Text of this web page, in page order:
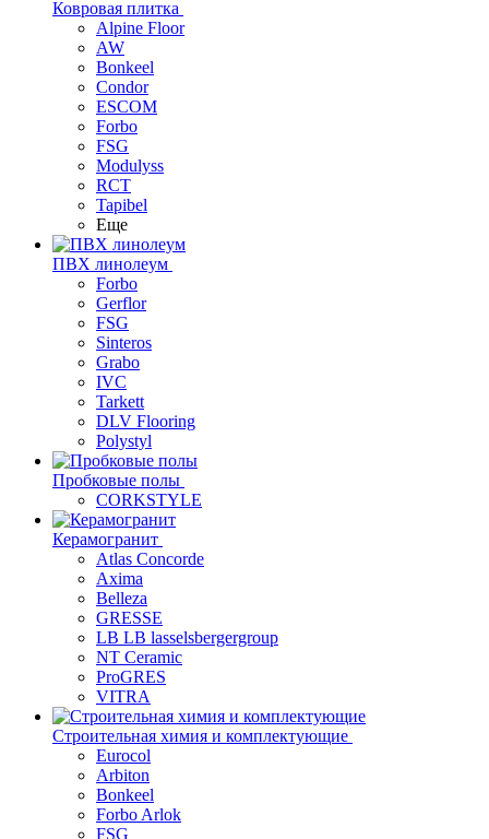
Ковровая плитка
Alpine Floor
AW
Bonkeel
Condor
ESCOM
Forbo
FSG
Modulyss
RCT
Tapibel
Еще
ПВХ линолеум
Forbo
Gerflor
FSG
Sinteros
Grabo
IVC
Tarkett
DLV Flooring
Polystyl
Пробковые полы
CORKSTYLE
Керамогранит
Atlas Concorde
Axima
Belleza
GRESSE
LB LB lasselsbergergroup
NT Ceramic
ProGRES
VITRA
Строительная химия и комплектующие
Eurocol
Arbiton
Bonkeel
Forbo Arlok
FSG